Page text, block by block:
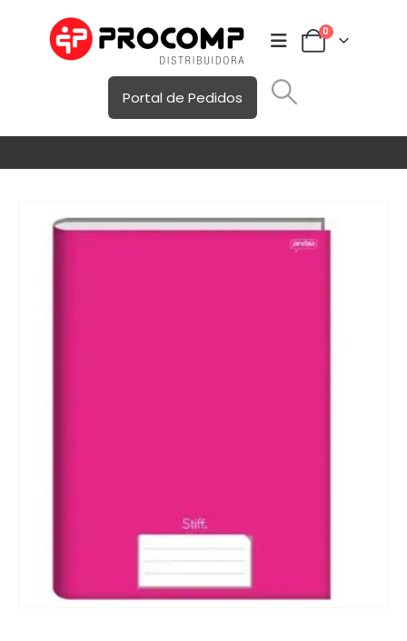
0
Portal de Pedidos